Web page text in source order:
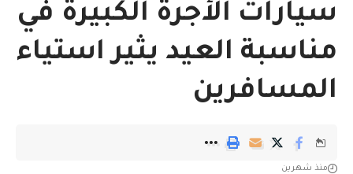
سيارات الأجرة الكبيرة في
مناسبة العيد يثير استياء
المسافرين
منذ شهرين